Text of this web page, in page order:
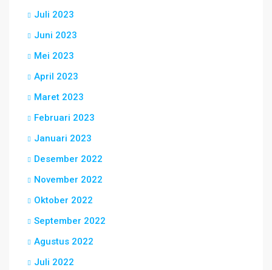
Juli 2023
Juni 2023
Mei 2023
April 2023
Maret 2023
Februari 2023
Januari 2023
Desember 2022
November 2022
Oktober 2022
September 2022
Agustus 2022
Juli 2022